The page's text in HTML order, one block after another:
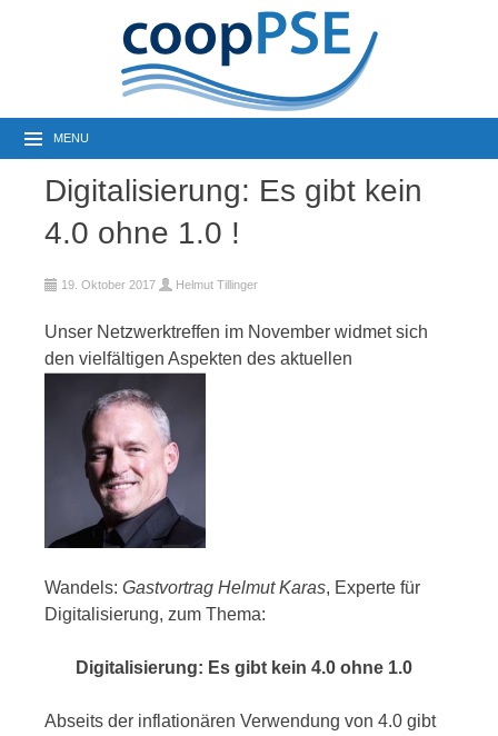
MENU
Digitalisierung: Es gibt kein
4.0 ohne 1.0 !
19. Oktober 2017 Helmut Tillinger
Unser Netzwerktreffen im November widmet sich
den vielfältigen Aspekten des aktuellen
Wandels: Gastvortrag Helmut Karas, Experte für
Digitalisierung, zum Thema:
Digitalisierung: Es gibt kein 4.0 ohne 1.0
Abseits der inflationären Verwendung von 4.0 gibt